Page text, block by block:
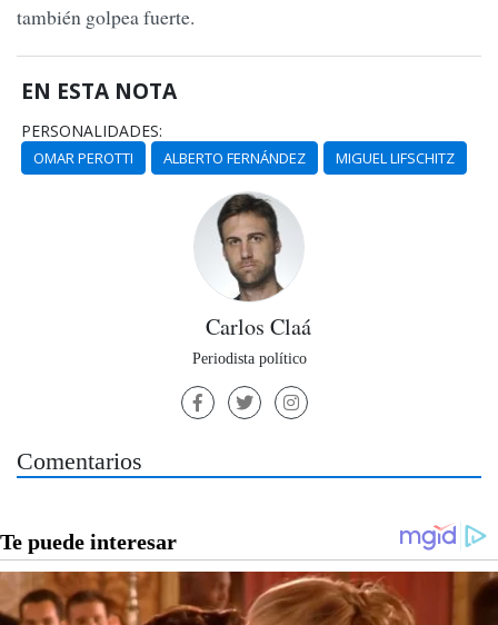
también golpea fuerte.
EN ESTA NOTA
PERSONALIDADES:
OMAR PEROTTI ALBERTO FERNÁNDEZ MIGUEL LIFSCHITZ
Carlos Claá
Periodista político
Comentarios